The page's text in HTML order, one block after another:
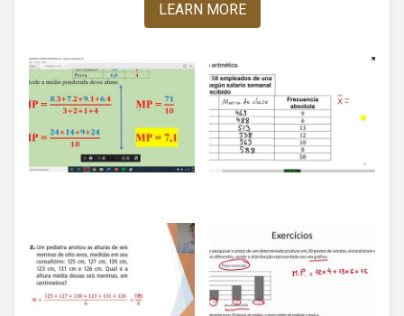
LEARN MORE